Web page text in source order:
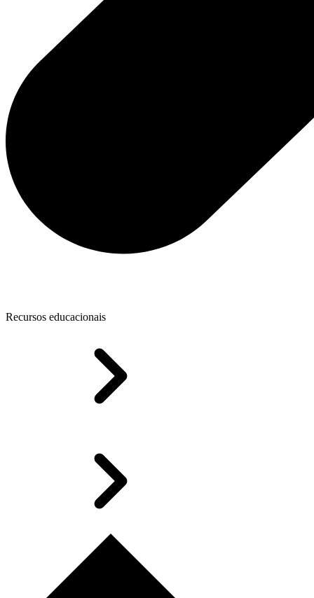
Recursos educacionais